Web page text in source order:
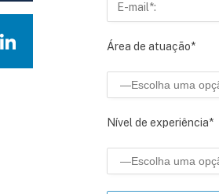
LinkedIn
Área de atuação*
Nível de experiência*